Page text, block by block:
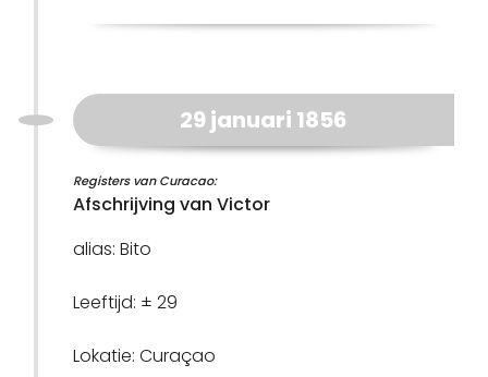
29 januari 1856
Registers van Curacao:
Afschrijving van Victor
alias: Bito
Leeftijd: ± 29
Lokatie: Curaçao